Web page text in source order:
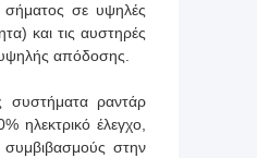
σήματος σε υψηλές
και τις αυστηρές
υψηλής απόδοσης.
συστήματα ραντάρ
ηλεκτρικό έλεγχο,
στην